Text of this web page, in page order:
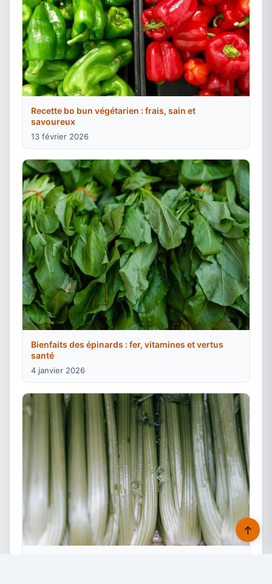
Recette bo bun végétarien : frais, sain et
savoureux
13 février 2026
Bienfaits des épinards : fer, vitamines et vertus
santé
4 janvier 2026
↑